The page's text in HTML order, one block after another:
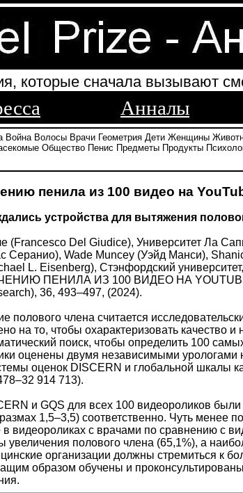
которые сначала вызывают
Анналы
Война Волосы Врачи Геометрия Дети Женщины
Общество Пенис Предметы Продукты
пенила из 100 видео на
устройства для вытяжения
(Francesco Del Giudice), Университет Ла
Серанио), Wade Muncey (Уэйд Манси),
L. Eisenberg), Стэнфордский
ПЕНИЛА ИЗ 100 ВИДЕО НА YOUTUBE",
36, 493–497, (2024).
полового члена считается
на то, чтобы охарактеризовать качество
поиск, чтобы определить 100
оценены двумя независимыми урологами
оценок DISCERN и глобальной шкалы
914 713).
и GQS для всех 100 видеороликов
1,5–3,5) соответственно. Чуть менее
видеороликах с врачами по сравнению с
увеличения полового члена (65,1%), а
организации должны стремиться к
образом обучены и